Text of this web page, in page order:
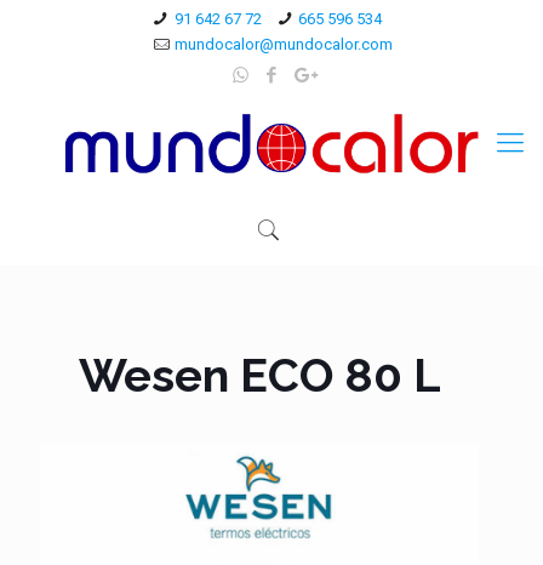
91 642 67 72
665 596 534
mundocalor@mundocalor.com
Wesen ECO 80 L